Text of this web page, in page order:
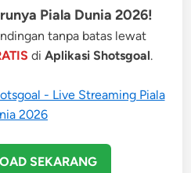
Piala Dunia 2026!
tanpa batas lewat
di Aplikasi Shotsgoal.
SEKARANG